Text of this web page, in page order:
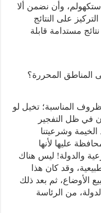
وأن نضمن ألا
على النتائج
مستدامة قابلة
المناطق المحررة؟
المناسبة؛ تخيل لو
في ظل التفجير
وشرعيتنا
عليها لأنها
والدولة! ليس هناك
وقد كان هذا
الأوضاع، ثم بعد ذلك
من الرئاسة